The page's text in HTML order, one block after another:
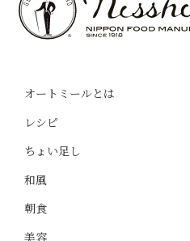
オートミールとは
レシピ
ちょい足し
和風
朝食
美容